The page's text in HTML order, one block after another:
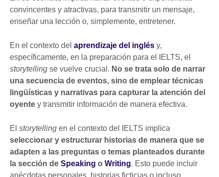
convincentes y atractivas, para transmitir un mensaje,
enseñar una lección o, simplemente, entretener.
En el contexto del aprendizaje del inglés y,
específicamente, en la preparación para el IELTS, el
storytelling se vuelve crucial. No se trata solo de narrar
una secuencia de eventos, sino de emplear técnicas
lingüísticas y narrativas para capturar la atención del
oyente y transmitir información de manera efectiva.
El storytelling en el contexto del IELTS implica
seleccionar y estructurar historias de manera que se
adapten a las preguntas o temas planteados durante
la sección de Speaking o Writing. Esto puede incluir
anécdotas personales, historias ficticias o incluso